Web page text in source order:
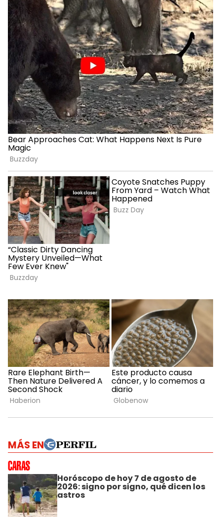
MÁS EN
Horóscopo de hoy 7 de agosto de
2026: signo por signo, qué dicen los
astros